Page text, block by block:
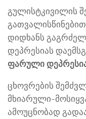
გულისტკივილის
დიდხანს
დეპრესიას
ფარული
ცხოვრების
მხიარული-
ამოუცნობად